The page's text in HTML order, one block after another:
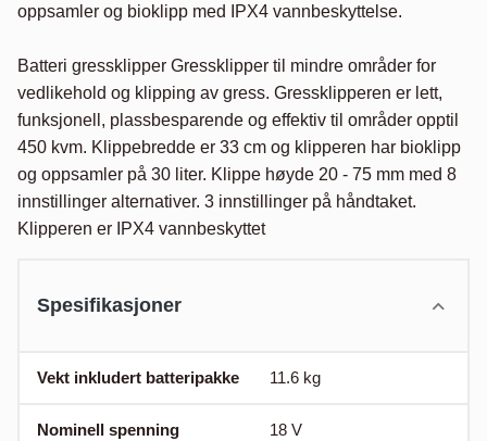
oppsamler og bioklipp med IPX4 vannbeskyttelse.
Batteri gressklipper Gressklipper til mindre områder for
vedlikehold og klipping av gress. Gressklipperen er lett,
funksjonell, plassbesparende og effektiv til områder opptil
450 kvm. Klippebredde er 33 cm og klipperen har bioklipp
og oppsamler på 30 liter. Klippe høyde 20 - 75 mm med 8
innstillinger alternativer. 3 innstillinger på håndtaket.
Klipperen er IPX4 vannbeskyttet
Spesifikasjoner
Vekt inkludert batteripakke 11.6 kg
Nominell spenning 18 V